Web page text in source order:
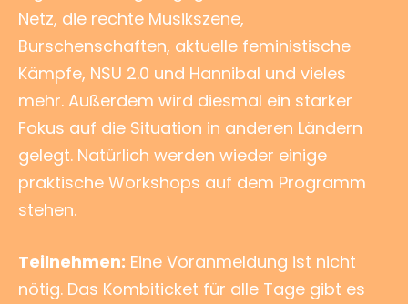
Netz, die rechte Musikszene,
Burschenschaften, aktuelle feministische
Kämpfe, NSU 2.0 und Hannibal und vieles
mehr. Außerdem wird diesmal ein starker
Fokus auf die Situation in anderen Ländern
gelegt. Natürlich werden wieder einige
praktische Workshops auf dem Programm
stehen.
Teilnehmen: Eine Voranmeldung ist nicht
nötig. Das Kombiticket für alle Tage gibt es